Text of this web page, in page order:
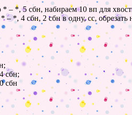
* – *, 5 сбн, набираем 10 вп для
*, 4 сбн, 2 сбн в одну, сс, обрезать
сбн;
сбн